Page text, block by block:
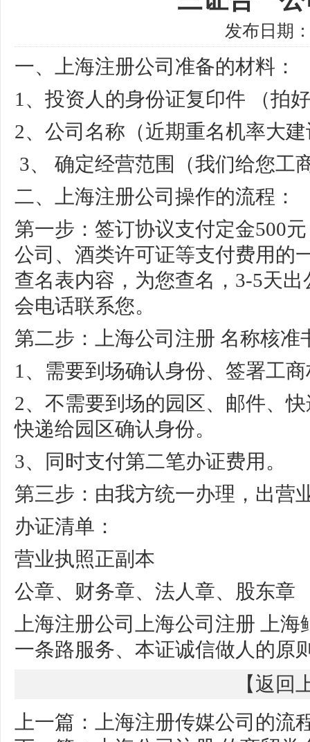
发布日期
一、 上海注册公司 准备的材料：
1、投资人的身份证复印件 （拍
2、公司名称（近期重名机率大
3、 确定经营范围（我们给您工
二、
上海注册公司 操作的流程：
第一步：签订协议支付定金500
公司、酒类许可证等支付费用的
查名表内容，为您查名，3-5天
会电话联系您。
第二步：上海公司注册 名称核准
1、需要到场确认身份、签署工
2、不需要到场的园区、邮件、
快递给园区确认身份。
3、同时支付第二笔办证费用。
第三步：由我方统一办理，出营
办证清单：
营业执照正副本
公章、财务章、法人章、股东章
上海注册公司
上海公司注册
上
一条路服务、本证诚信做人的原
【返回
上一篇：
上海注册传媒公司的流